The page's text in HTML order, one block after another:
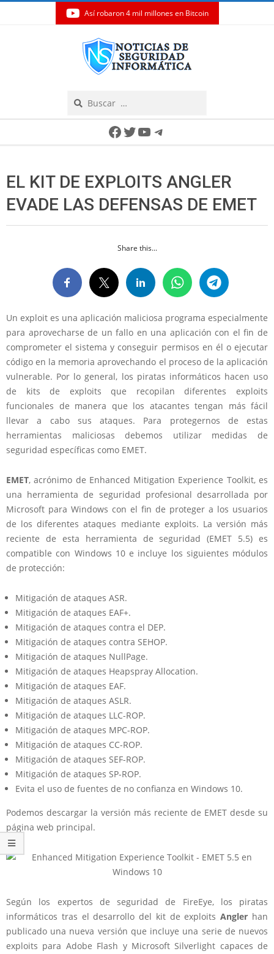
Así robaron 4 mil millones en Bitcoin
Facebook
Twitter
YouTube
Telegram
EL KIT DE EXPLOITS ANGLER
EVADE LAS DEFENSAS DE EMET
Share this...
Un exploit es una aplicación maliciosa programa especialmente
para aprovecharse de un fallo en una aplicación con el fin de
comprometer el sistema y conseguir permisos en él o ejecutar
código en la memoria aprovechando el proceso de la aplicación
vulnerable. Por lo general, los piratas informáticos hacen uso
de kits de exploits que recopilan diferentes exploits
funcionales de manera que los atacantes tengan más fácil
llevar a cabo sus ataques. Para protegernos de estas
herramientas maliciosas debemos utilizar medidas de
seguridad específicas como EMET.
EMET, acrónimo de Enhanced Mitigation Experience Toolkit, es
una herramienta de seguridad profesional desarrollada por
Microsoft para Windows con el fin de proteger a los usuarios
de los diferentes ataques mediante exploits. La versión más
reciente de esta herramienta de seguridad (EMET 5.5) es
compatible con Windows 10 e incluye los siguientes módulos
de protección:
Mitigación de ataques ASR.
Mitigación de ataques EAF+.
Mitigación de ataques contra el DEP.
Mitigación de ataques contra SEHOP.
Mitigación de ataques NullPage.
Mitigación de ataques Heapspray Allocation.
Mitigación de ataques EAF.
Mitigación de ataques ASLR.
Mitigación de ataques LLC-ROP.
Mitigación de ataques MPC-ROP.
Mitigación de ataques CC-ROP.
Mitigación de ataques SEF-ROP.
Mitigación de ataques SP-ROP.
Evita el uso de fuentes de no confianza en Windows 10.
Podemos descargar la versión más reciente de EMET desde su
página web principal.
Según los expertos de seguridad de FireEye, los piratas
informáticos tras el desarrollo del kit de exploitsAngler han
publicado una nueva versión que incluye una serie de nuevos
exploits para Adobe Flash y Microsoft Silverlight capaces de